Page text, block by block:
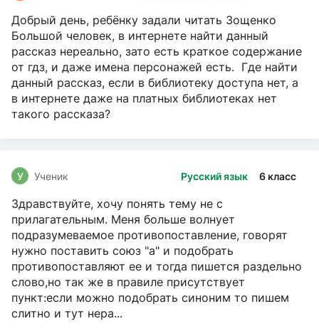
Добрый день, ребёнку задали читать Зощенко
Большой человек, в интернете найти данный
рассказ нереально, зато есть краткое содержание
от гдз, и даже имена персонажей есть. Где найти
данный рассказ, если в библиотеку доступа нет, а
в интернете даже на платных библиотеках нет
такого рассказа?
Русский язык 6 класс
У Ученик
Здравствуйте, хочу понять тему не с
прилагательным. Меня больше волнует
подразумеваемое противопоставление, говорят
нужно поставить союз "а" и подобрать
противопоставляют ее и тогда пишется раздельно
слово,но так же в правиле присутствует
пункт:если можно подобрать синоним то пишем
слитно и тут нера...